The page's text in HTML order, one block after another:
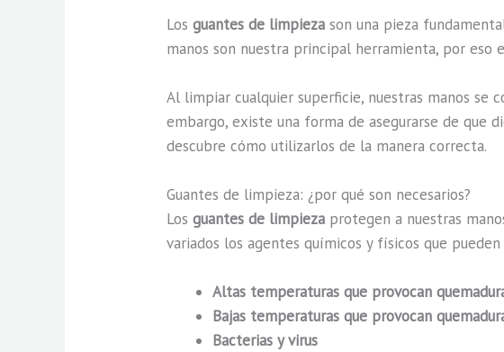
Losguantes de limpieza son una pieza
manos son nuestra principal herramienta, por eso
Al limpiar cualquier superficie, nuestras manos
embargo, existe una forma de asegurarse de que
descubre cómo utilizarlos de la manera correcta.
Guantes de limpieza: ¿por qué son necesarios?
Losguantes de limpieza protegen a nuestras
variados los agentes químicos y físicos que
Altas temperaturas que provocan
Bajas temperaturas que provocan
Bacterias y virus